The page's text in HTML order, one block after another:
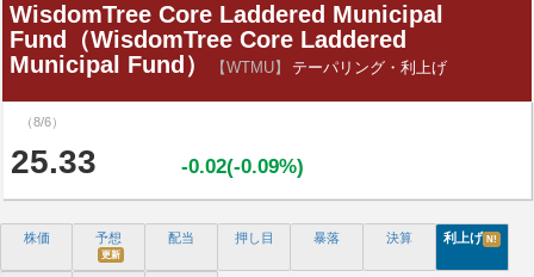
WisdomTree Core Laddered Municipal
Fund（WisdomTree Core Laddered
Municipal Fund）
【WTMU】 テーパリング・利上げ
（8/6）
25.33 -0.02(-0.09%)
株価 予想
更新
配当 押し目 暴落 決算 利上げ N!